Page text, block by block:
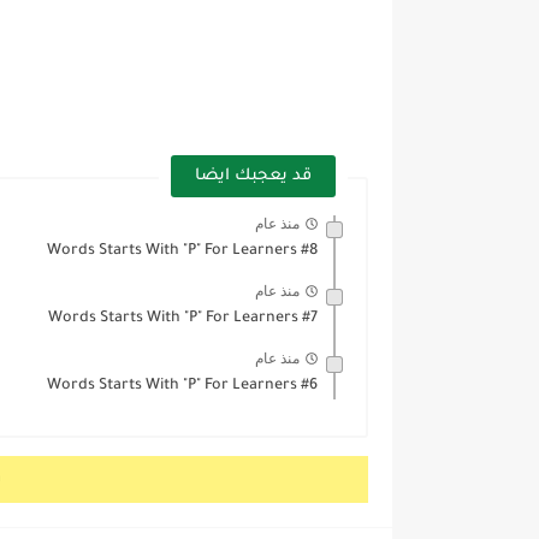
قد يعجبك ايضا
منذ عام
Words Starts With "P" For Learners #8
منذ عام
Words Starts With "P" For Learners #7
منذ عام
Words Starts With "P" For Learners #6